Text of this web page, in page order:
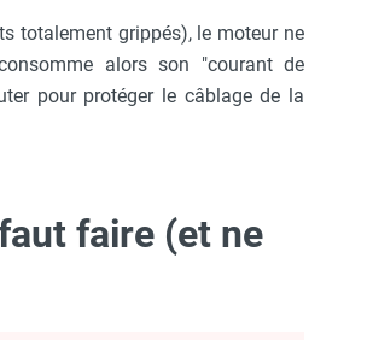
totalement grippés), le moteur ne
alors son "courant de
pour protéger le câblage de la
faire (et ne